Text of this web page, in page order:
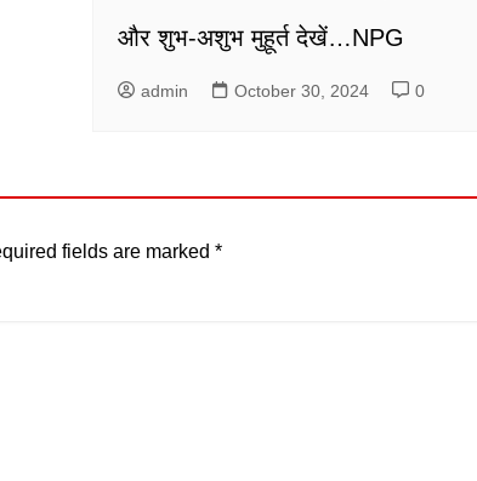
और शुभ-अशुभ मुहूर्त देखें…NPG
admin October 30, 2024 0
fields are marked *